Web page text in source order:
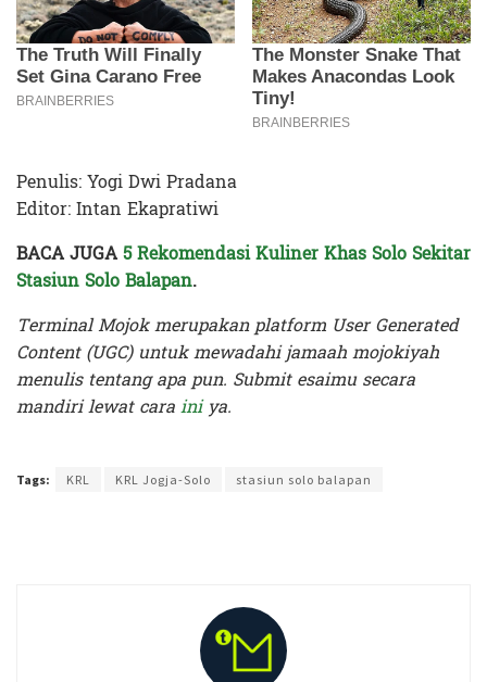
Penulis: Yogi Dwi Pradana
Editor: Intan Ekapratiwi
BACA JUGA5 Rekomendasi Kuliner Khas Solo Sekitar
Stasiun Solo Balapan.
Terminal Mojok merupakan platform User Generated
Content (UGC) untuk mewadahi jamaah mojokiyah
menulis tentang apa pun. Submit esaimu secara
mandiri lewat carainiya.
Tags: KRL KRL Jogja-Solo stasiun solo balapan